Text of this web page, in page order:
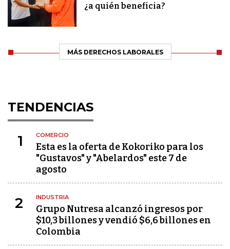
¿a quién beneficia?
MÁS DERECHOS LABORALES
TENDENCIAS
1 COMERCIO
Esta es la oferta de Kokoriko para los
"Gustavos" y "Abelardos" este 7 de
agosto
2 INDUSTRIA
Grupo Nutresa alcanzó ingresos por
$10,3 billones y vendió $6,6 billones en
Colombia